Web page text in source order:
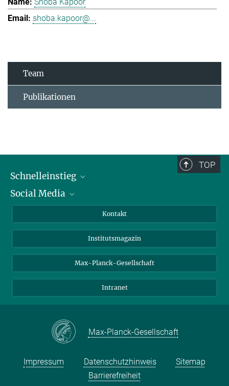
shoba.kapoor@...
Team
Publikationen
TOP
Schnelleinstieg
Alumni
Schulen
Studierende
Social Media
Facebook
YouTube
Kontakt
Institutsmagazin
Max-Planck-Gesellschaft
Intranet
Max-Planck-Gesellschaft
Impressum Datenschutzhinweis
Sitemap
Barrierefreiheit